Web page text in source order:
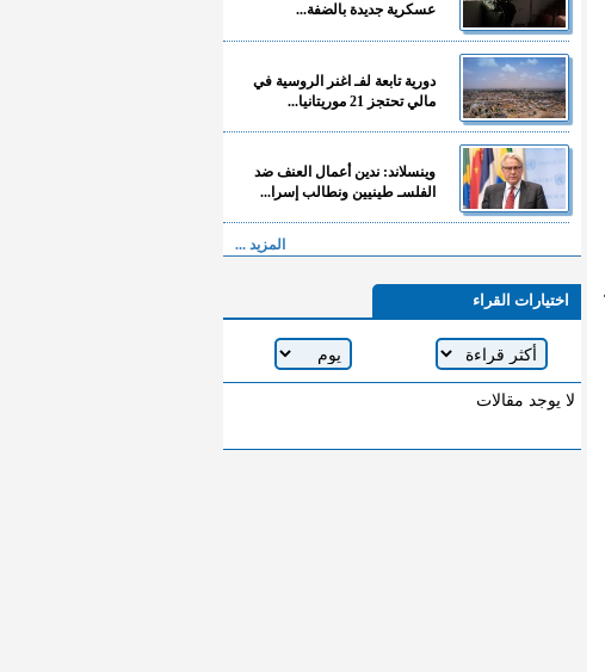
عسكرية جديدة بالضفة...
دورية تابعة لفـ اغنر الروسية في
مالي تحتجز 21 موريتانيا...
وينسلاند: ندين أعمال العنف ضد
الفلسـ طينيين ونطالب إسرا...
المزيد ...
اختيارات القراء
لا يوجد مقالات